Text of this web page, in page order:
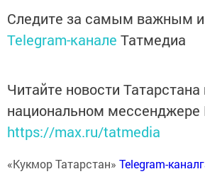
Следите за самым важным
Telegram-канале Татмедиа
Читайте новости Татарстана
национальном мессенджере
https://max.ru/tatmedia
«Кукмор Татарстан» Telegram-